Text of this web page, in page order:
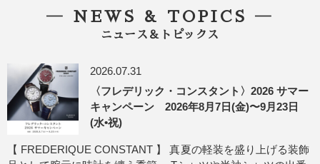
― NEWS & TOPICS ―
ニュース＆トピックス
2026.07.31
〈フレデリック・コンスタント〉2026 サマー
キャンペーン 2026年8月7日(金)〜9月23日
(水•祝)
【 FREDERIQUE CONSTANT 】 真夏の軽装を盛り上げる装飾